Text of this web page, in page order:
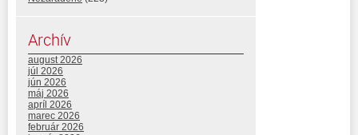
Archív
august 2026
júl 2026
jún 2026
máj 2026
apríl 2026
marec 2026
február 2026